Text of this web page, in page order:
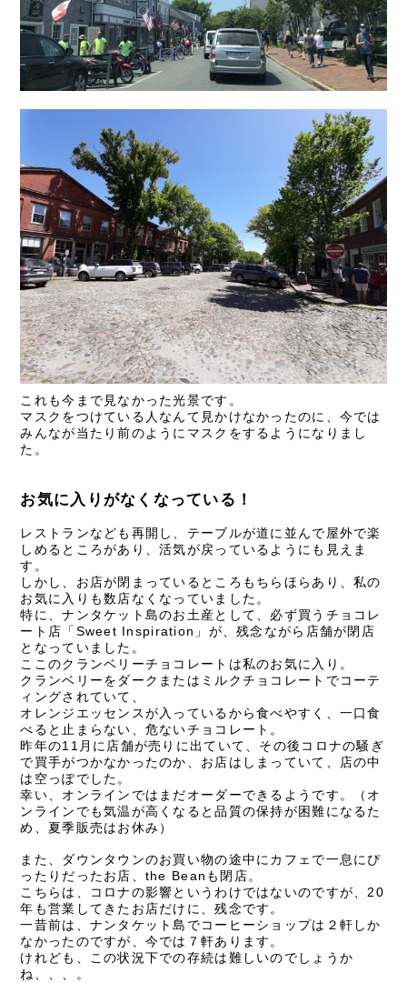
これも今まで見なかった光景です。
マスクをつけている人なんて見かけなかったのに、今では
みんなが当たり前のようにマスクをするようになりまし
た。
お気に入りがなくなっている！
レストランなども再開し、テーブルが道に並んで屋外で楽
しめるところがあり、活気が戻っているようにも見えま
す。
しかし、お店が閉まっているところもちらほらあり、私の
お気に入りも数店なくなっていました。
特に、ナンタケット島のお土産として、必ず買うチョコレ
ート店「 Sweet Inspiration 」が、残念ながら店舗が閉店
となっていました。
ここのクランベリーチョコレートは私のお気に入り。
クランベリーをダークまたはミルクチョコレートでコーテ
ィングされていて、
オレンジエッセンスが入っているから食べやすく、一口食
べると止まらない、危ないチョコレート。
昨年の11 月に店舗が売りに出ていて、その後コロナの騒ぎ
で買手がつかなかったのか、お店はしまっていて、店の中
は空っぽでした。
幸い、オンラインではまだオーダーできるようです。（オ
ンラインでも気温が高くなると品質の保持が困難になるた
め、夏季販売はお休み）
また、ダウンタウンのお買い物の途中にカフェで一息にぴ
ったりだったお店、 the Bean も閉店。
こちらは、コロナの影響というわけではないのですが、 20
年も営業してきたお店だけに、残念です。
一昔前は、ナンタケット島でコーヒーショップは２軒しか
なかったのですが、今では７軒あります。
けれども、この状況下での存続は難しいのでしょうか
ね、、、。